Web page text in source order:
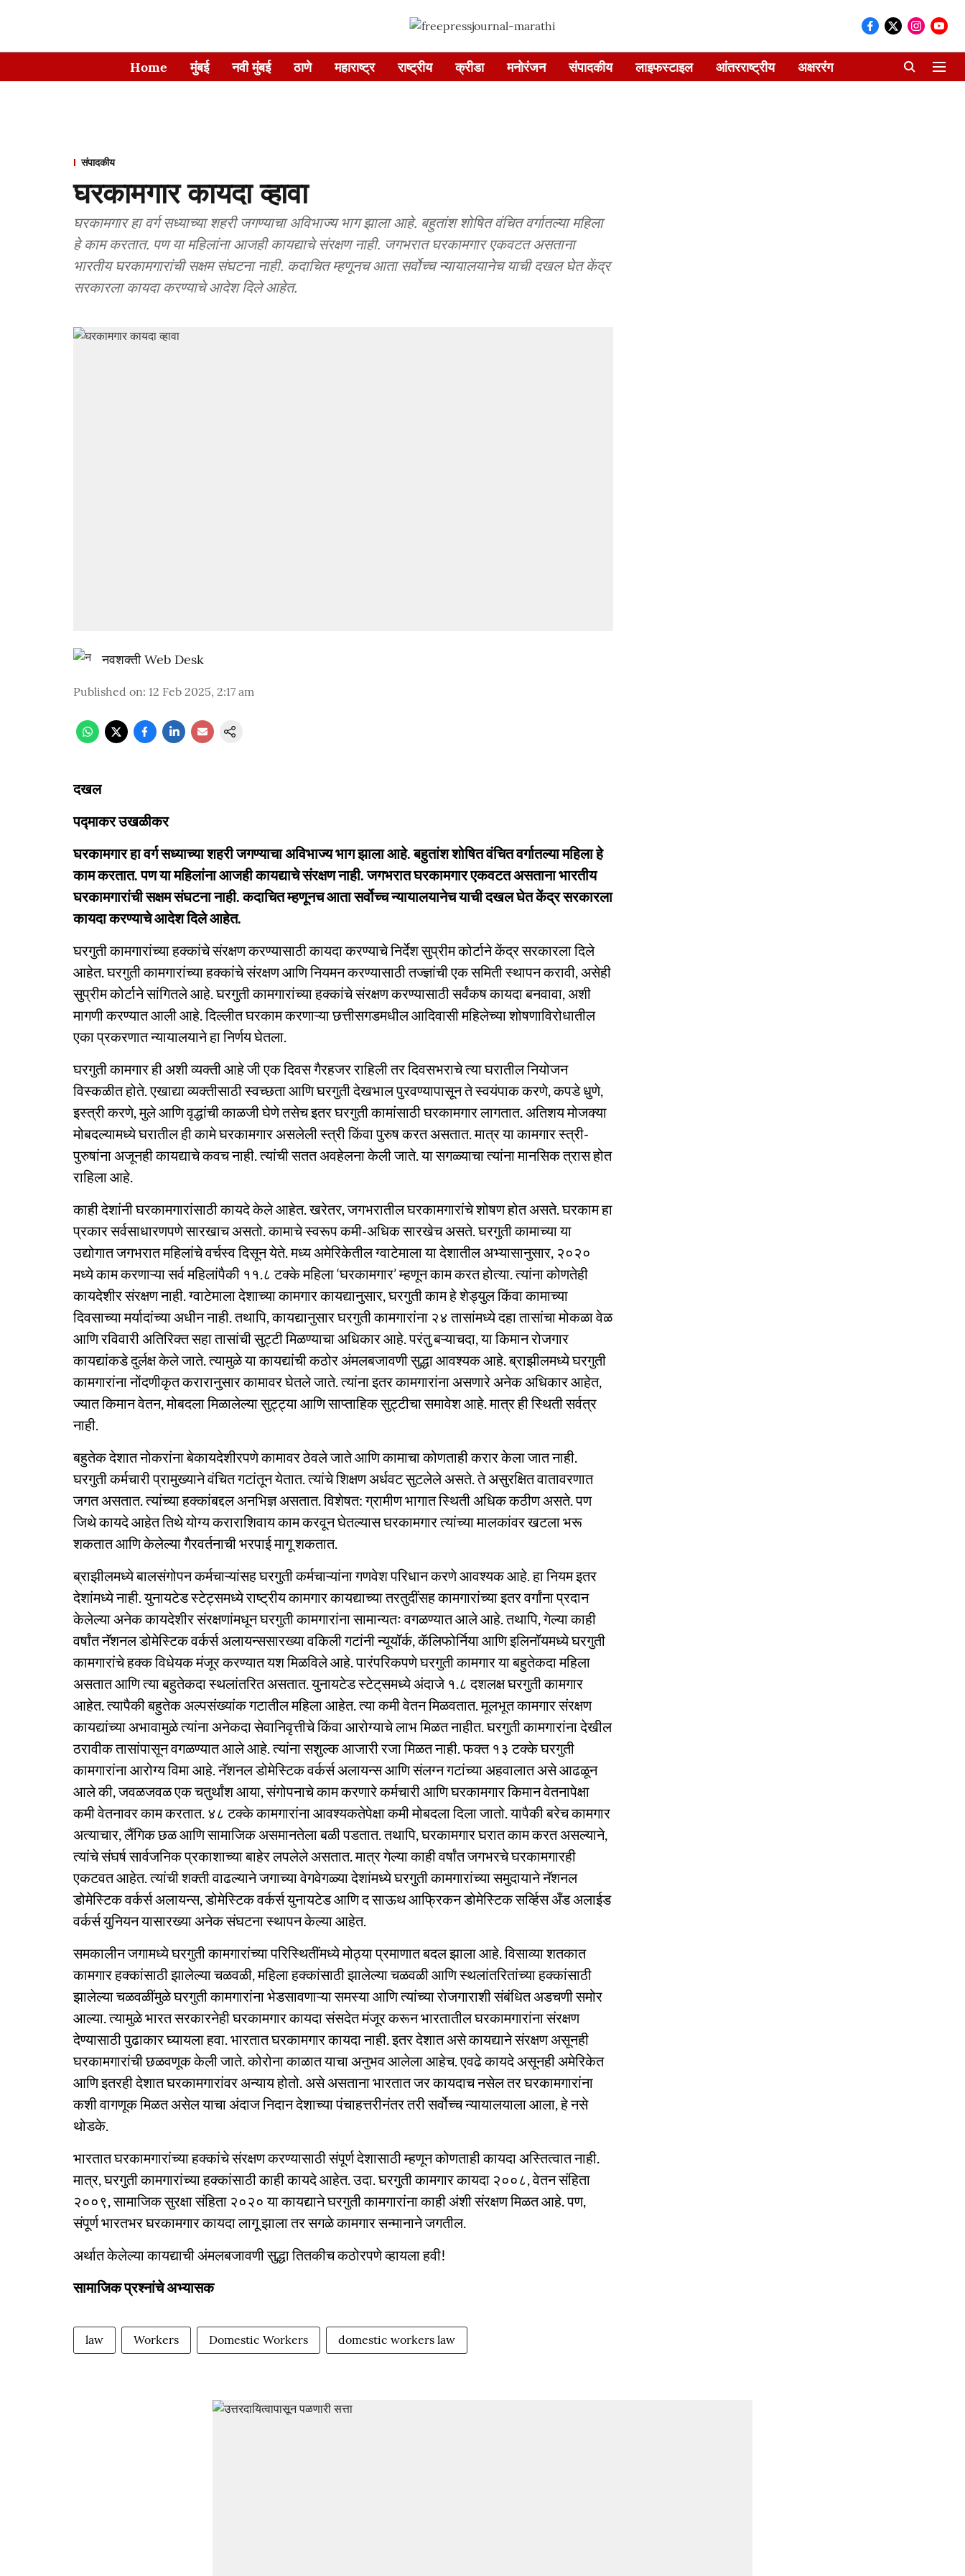
Home मुंबई नवी मुंबई ठाणे महाराष्ट्र राष्ट्रीय क्रीडा मनोरंजन संपादकीय लाइफस्टाइल आंतरराष्ट्रीय अक्षररंग
संपादकीय
घरकामगार कायदा व्हावा
घरकामगार हा वर्ग सध्याच्या शहरी जगण्याचा अविभाज्य भाग झाला आहे. बहुतांश शोषित वंचित वर्गातल्या महिला
हे काम करतात. पण या महिलांना आजही कायद्याचे संरक्षण नाही. जगभरात घरकामगार एकवटत असताना
भारतीय घरकामगारांची सक्षम संघटना नाही. कदाचित म्हणूनच आता सर्वोच्च न्यायालयानेच याची दखल घेत केंद्र
सरकारला कायदा करण्याचे आदेश दिले आहेत.
नवशक्ती Web Desk
Published on: 12 Feb 2025, 2:17 am
दखल
पद्माकर उखळीकर
घरकामगार हा वर्ग सध्याच्या शहरी जगण्याचा अविभाज्य भाग झाला आहे. बहुतांश शोषित वंचित वर्गातल्या महिला हे
काम करतात. पण या महिलांना आजही कायद्याचे संरक्षण नाही. जगभरात घरकामगार एकवटत असताना भारतीय
घरकामगारांची सक्षम संघटना नाही. कदाचित म्हणूनच आता सर्वोच्च न्यायालयानेच याची दखल घेत केंद्र सरकारला
कायदा करण्याचे आदेश दिले आहेत.
घरगुती कामगारांच्या हक्कांचे संरक्षण करण्यासाठी कायदा करण्याचे निर्देश सुप्रीम कोर्टाने केंद्र सरकारला दिले
आहेत. घरगुती कामगारांच्या हक्कांचे संरक्षण आणि नियमन करण्यासाठी तज्ज्ञांची एक समिती स्थापन करावी, असेही
सुप्रीम कोर्टाने सांगितले आहे. घरगुती कामगारांच्या हक्कांचे संरक्षण करण्यासाठी सर्वंकष कायदा बनवावा, अशी
मागणी करण्यात आली आहे. दिल्लीत घरकाम करणाऱ्या छत्तीसगडमधील आदिवासी महिलेच्या शोषणाविरोधातील
एका प्रकरणात न्यायालयाने हा निर्णय घेतला.
घरगुती कामगार ही अशी व्यक्ती आहे जी एक दिवस गैरहजर राहिली तर दिवसभराचे त्या घरातील नियोजन
विस्कळीत होते. एखाद्या व्यक्तीसाठी स्वच्छता आणि घरगुती देखभाल पुरवण्यापासून ते स्वयंपाक करणे, कपडे धुणे,
इस्त्री करणे, मुले आणि वृद्धांची काळजी घेणे तसेच इतर घरगुती कामांसाठी घरकामगार लागतात. अतिशय मोजक्या
मोबदल्यामध्ये घरातील ही कामे घरकामगार असलेली स्त्री किंवा पुरुष करत असतात. मात्र या कामगार स्त्री-
पुरुषांना अजूनही कायद्याचे कवच नाही. त्यांची सतत अवहेलना केली जाते. या सगळ्याचा त्यांना मानसिक त्रास होत
राहिला आहे.
काही देशांनी घरकामगारांसाठी कायदे केले आहेत. खरेतर, जगभरातील घरकामगारांचे शोषण होत असते. घरकाम हा
प्रकार सर्वसाधारणपणे सारखाच असतो. कामाचे स्वरूप कमी-अधिक सारखेच असते. घरगुती कामाच्या या
उद्योगात जगभरात महिलांचे वर्चस्व दिसून येते. मध्य अमेरिकेतील ग्वाटेमाला या देशातील अभ्यासानुसार, २०२०
मध्ये काम करणाऱ्या सर्व महिलांपैकी ११.८ टक्के महिला ‘घरकामगार’ म्हणून काम करत होत्या. त्यांना कोणतेही
कायदेशीर संरक्षण नाही. ग्वाटेमाला देशाच्या कामगार कायद्यानुसार, घरगुती काम हे शेड्युल किंवा कामाच्या
दिवसाच्या मर्यादांच्या अधीन नाही. तथापि, कायद्यानुसार घरगुती कामगारांना २४ तासांमध्ये दहा तासांचा मोकळा वेळ
आणि रविवारी अतिरिक्त सहा तासांची सुट्टी मिळण्याचा अधिकार आहे. परंतु बऱ्याचदा, या किमान रोजगार
कायद्यांकडे दुर्लक्ष केले जाते. त्यामुळे या कायद्यांची कठोर अंमलबजावणी सुद्धा आवश्यक आहे. ब्राझीलमध्ये घरगुती
कामगारांना नोंदणीकृत करारानुसार कामावर घेतले जाते. त्यांना इतर कामगारांना असणारे अनेक अधिकार आहेत,
ज्यात किमान वेतन, मोबदला मिळालेल्या सुट्ट्या आणि साप्ताहिक सुट्टीचा समावेश आहे. मात्र ही स्थिती सर्वत्र
नाही.
बहुतेक देशात नोकरांना बेकायदेशीरपणे कामावर ठेवले जाते आणि कामाचा कोणताही करार केला जात नाही.
घरगुती कर्मचारी प्रामुख्याने वंचित गटांतून येतात. त्यांचे शिक्षण अर्धवट सुटलेले असते. ते असुरक्षित वातावरणात
जगत असतात. त्यांच्या हक्कांबद्दल अनभिज्ञ असतात. विशेषत: ग्रामीण भागात स्थिती अधिक कठीण असते. पण
जिथे कायदे आहेत तिथे योग्य कराराशिवाय काम करवून घेतल्यास घरकामगार त्यांच्या मालकांवर खटला भरू
शकतात आणि केलेल्या गैरवर्तनाची भरपाई मागू शकतात.
ब्राझीलमध्ये बालसंगोपन कर्मचाऱ्यांसह घरगुती कर्मचाऱ्यांना गणवेश परिधान करणे आवश्यक आहे. हा नियम इतर
देशांमध्ये नाही. युनायटेड स्टेट्समध्ये राष्ट्रीय कामगार कायद्याच्या तरतुदींसह कामगारांच्या इतर वर्गांना प्रदान
केलेल्या अनेक कायदेशीर संरक्षणांमधून घरगुती कामगारांना सामान्यतः वगळण्यात आले आहे. तथापि, गेल्या काही
वर्षांत नॅशनल डोमेस्टिक वर्कर्स अलायन्ससारख्या वकिली गटांनी न्यूयॉर्क, कॅलिफोर्निया आणि इलिनॉयमध्ये घरगुती
कामगारांचे हक्क विधेयक मंजूर करण्यात यश मिळविले आहे. पारंपरिकपणे घरगुती कामगार या बहुतेकदा महिला
असतात आणि त्या बहुतेकदा स्थलांतरित असतात. युनायटेड स्टेट‌्समध्ये अंदाजे १.८ दशलक्ष घरगुती कामगार
आहेत. त्यापैकी बहुतेक अल्पसंख्यांक गटातील महिला आहेत. त्या कमी वेतन मिळवतात. मूलभूत कामगार संरक्षण
कायद्यांच्या अभावामुळे त्यांना अनेकदा सेवानिवृत्तीचे किंवा आरोग्याचे लाभ मिळत नाहीत. घरगुती कामगारांना देखील
ठरावीक तासांपासून वगळण्यात आले आहे. त्यांना सशुल्क आजारी रजा मिळत नाही. फक्त १३ टक्के घरगुती
कामगारांना आरोग्य विमा आहे. नॅशनल डोमेस्टिक वर्कर्स अलायन्स आणि संलग्न गटांच्या अहवालात असे आढळून
आले की, जवळजवळ एक चतुर्थांश आया, संगोपनाचे काम करणारे कर्मचारी आणि घरकामगार किमान वेतनापेक्षा
कमी वेतनावर काम करतात. ४८ टक्के कामगारांना आवश्यकतेपेक्षा कमी मोबदला दिला जातो. यापैकी बरेच कामगार
अत्याचार, लैंगिक छळ आणि सामाजिक असमानतेला बळी पडतात. तथापि, घरकामगार घरात काम करत असल्याने,
त्यांचे संघर्ष सार्वजनिक प्रकाशाच्या बाहेर लपलेले असतात. मात्र गेल्या काही वर्षांत जगभरचे घरकामगारही
एकटवत आहेत. त्यांची शक्ती वाढल्याने जगाच्या वेगवेगळ्या देशांमध्ये घरगुती कामगारांच्या समुदायाने नॅशनल
डोमेस्टिक वर्कर्स अलायन्स, डोमेस्टिक वर्कर्स युनायटेड आणि द साऊथ आफ्रिकन डोमेस्टिक सर्व्हिस अँड अलाईड
वर्कर्स युनियन यासारख्या अनेक संघटना स्थापन केल्या आहेत.
समकालीन जगामध्ये घरगुती कामगारांच्या परिस्थितींमध्ये मोठ्या प्रमाणात बदल झाला आहे. विसाव्या शतकात
कामगार हक्कांसाठी झालेल्या चळवळी, महिला हक्कांसाठी झालेल्या चळवळी आणि स्थलांतरितांच्या हक्कांसाठी
झालेल्या चळवळींमुळे घरगुती कामगारांना भेडसावणाऱ्या समस्या आणि त्यांच्या रोजगाराशी संबंधित अडचणी समोर
आल्या. त्यामुळे भारत सरकारनेही घरकामगार कायदा संसदेत मंजूर करून भारतातील घरकामगारांना संरक्षण
देण्यासाठी पुढाकार घ्यायला हवा. भारतात घरकामगार कायदा नाही. इतर देशात असे कायद्याने संरक्षण असूनही
घरकामगारांची छळवणूक केली जाते. कोरोना काळात याचा अनुभव आलेला आहेच. एवढे कायदे असूनही अमेरिकेत
आणि इतरही देशात घरकामगारांवर अन्याय होतो. असे असताना भारतात जर कायदाच नसेल तर घरकामगारांना
कशी वागणूक मिळत असेल याचा अंदाज निदान देशाच्या पंचाहत्तरीनंतर तरी सर्वोच्च न्यायालयाला आला, हे नसे
थोडके.
भारतात घरकामगारांच्या हक्कांचे संरक्षण करण्यासाठी संपूर्ण देशासाठी म्हणून कोणताही कायदा अस्तित्वात नाही.
मात्र, घरगुती कामगारांच्या हक्कांसाठी काही कायदे आहेत. उदा. घरगुती कामगार कायदा २००८, वेतन संहिता
२००९, सामाजिक सुरक्षा संहिता २०२० या कायद्याने घरगुती कामगारांना काही अंशी संरक्षण मिळत आहे. पण,
संपूर्ण भारतभर घरकामगार कायदा लागू झाला तर सगळे कामगार सन्मानाने जगतील.
अर्थात केलेल्या कायद्याची अंमलबजावणी सुद्धा तितकीच कठोरपणे व्हायला हवी!
सामाजिक प्रश्नांचे अभ्यासक
law Workers Domestic Workers domestic workers law